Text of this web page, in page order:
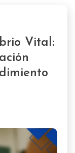
Vital: